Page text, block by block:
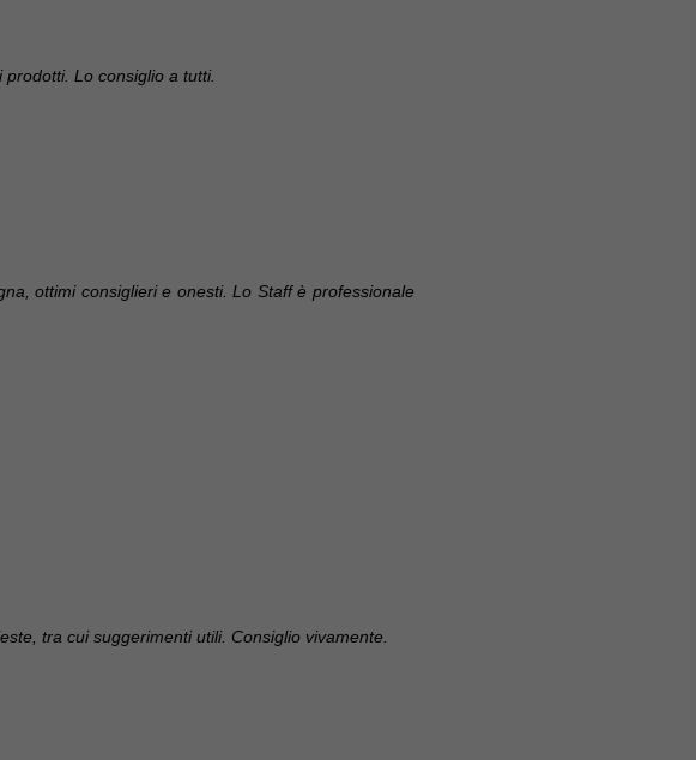
Lo consiglio a tutti.
ottimi consiglieri e onesti. Lo Staff è professionale
tra cui suggerimenti utili. Consiglio vivamente.